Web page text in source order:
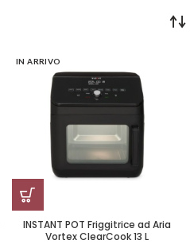
IN ARRIVO
INSTANT POT Friggitrice ad Aria
Vortex ClearCook 13 L